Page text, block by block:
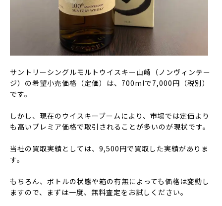
サントリーシングルモルトウイスキー山崎（ノンヴィンテー
ジ）の希望小売価格（定価）は、700mlで7,000円（税別）
です。
しかし、現在のウイスキーブームにより、市場では定価より
も高いプレミア価格で取引されることが多いのが現状です。
当社の買取実績としては、9,500円で買取した実績がありま
す。
もちろん、ボトルの状態や箱の有無によっても価格は変動し
ますので、まずは一度、無料査定をお試しください。